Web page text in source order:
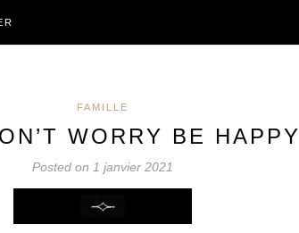
FAMILLE
WORRY BE HAPPY
Posted on 1 janvier 2021